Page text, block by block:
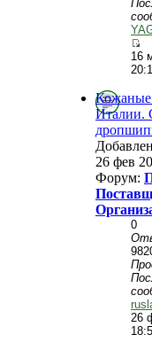
16
Кожаные
Италии.
26 фев
Форум:
0
26